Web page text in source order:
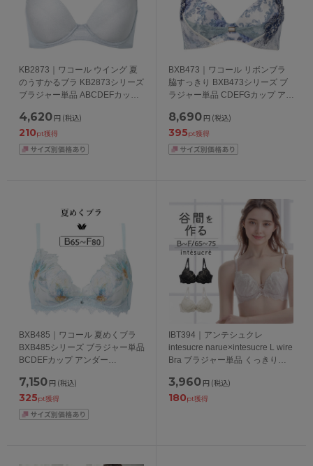
KB2873｜ワコール ウイング 夏
のうすかるブラ KB2873シリーズ
ブラジャー単品 ABCDEFカップ
4,620 円 (税込)
210pt獲得
BXB473｜ワコール リボンブラ
脇すっきり BXB473シリーズ ブ
ラジャー単品 CDEFGカップ アン
8,690 円 (税込)
395pt獲得
BXB485｜ワコール 夏めくブラ
BXB485シリーズ ブラジャー単品
BCDEFカップ アンダー
7,150 円 (税込)
325pt獲得
IBT394｜アンテシュクレ
intesucre narue×intesucre L wire
Bra ブラジャー単品 くっきり谷
65/70/75cm
3,960 円 (税込)
180pt獲得